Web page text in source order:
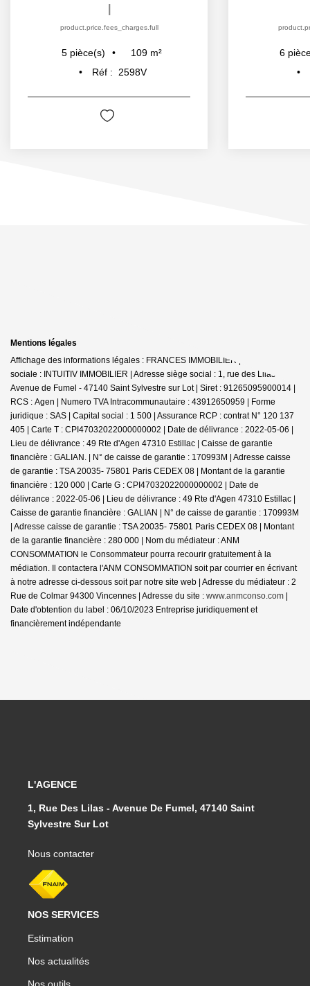
product.price.fees_charges.full
5 pièce(s) 109 m²
Réf :
2598V
6
Mentions légales
Affichage des informations légales : FRANCES IMMOBILIER | Raison
sociale : INTUITIV IMMOBILIER | Adresse siège social : 1, rue des Lilas -
Avenue de Fumel - 47140 Saint Sylvestre sur Lot | Siret : 91265095900014 |
RCS : Agen | Numero TVA Intracommunautaire : 43912650959 | Forme
juridique : SAS | Capital social : 1 500 | Assurance RCP : contrat N° 120 137
405 | Carte T : CPI47032022000000002 | Date de délivrance : 2022-05-06 |
Lieu de délivrance : 49 Rte d'Agen 47310 Estillac | Caisse de garantie
financière : GALIAN. | N° de caisse de garantie : 170993M | Adresse caisse
de garantie : TSA 20035- 75801 Paris CEDEX 08 | Montant de la garantie
financière : 120 000 | Carte G : CPI47032022000000002 | Date de
délivrance : 2022-05-06 | Lieu de délivrance : 49 Rte d'Agen 47310 Estillac |
Caisse de garantie financière : GALIAN | N° de caisse de garantie : 170993M
| Adresse caisse de garantie : TSA 20035- 75801 Paris CEDEX 08 | Montant
de la garantie financière : 280 000 | Nom du médiateur : ANM
CONSOMMATION le Consommateur pourra recourir gratuitement à la
médiation. Il contactera l'ANM CONSOMMATION soit par courrier en écrivant
à notre adresse ci-dessous soit par notre site web | Adresse du médiateur : 2
Rue de Colmar 94300 Vincennes | Adresse du site : www.anmconso.com |
Date d'obtention du label : 06/10/2023 Entreprise juridiquement et
financièrement indépendante
L'AGENCE
1, Rue Des Lilas - Avenue De Fumel, 47140 Saint
Sylvestre Sur Lot
Nous contacter
NOS SERVICES
Estimation
Nos actualités